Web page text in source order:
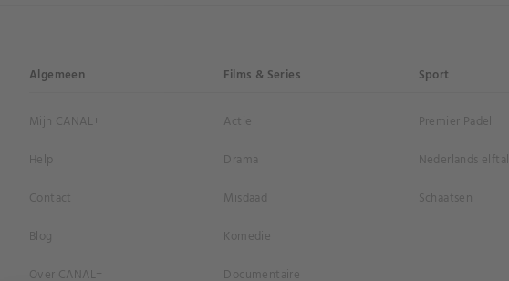
Algemeen
Mijn CANAL+
Help
Contact
Blog
Over CANAL+
Films & Series
Actie
Drama
Misdaad
Komedie
Documentaire
Sport
Premier Padel
Nederlands elftal
Schaatsen